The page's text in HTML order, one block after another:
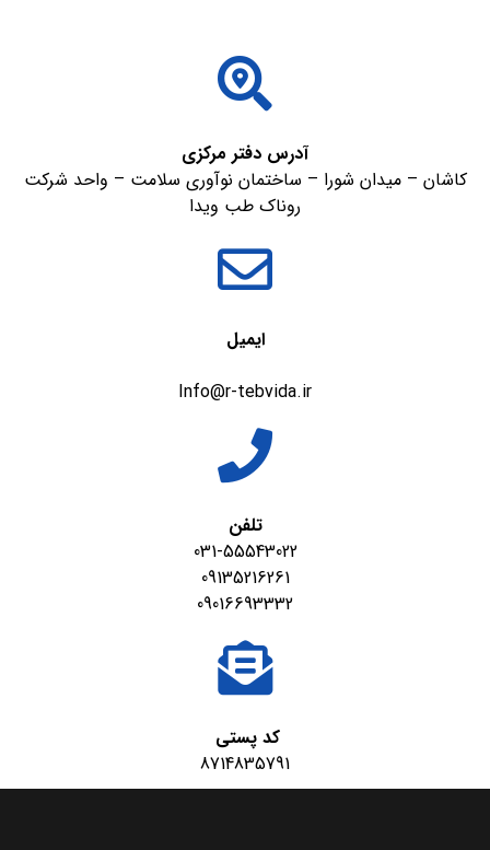
آدرس دفتر مرکزی
کاشان – میدان شورا – ساختمان نوآوری سلامت – واحد شرکت
روناک طب ویدا
ایمیل
Info@r-tebvida.ir
تلفن
031-55543022
09135216261
09016693332
کد پستی
8714835791